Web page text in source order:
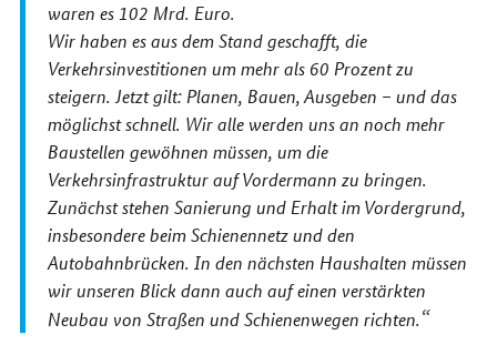
waren es 102 Mrd. Euro.
Wir haben es aus dem Stand geschafft, die
Verkehrsinvestitionen um mehr als 60 Prozent zu
steigern. Jetzt gilt: Planen, Bauen, Ausgeben – und das
möglichst schnell. Wir alle werden uns an noch mehr
Baustellen gewöhnen müssen, um die
Verkehrsinfrastruktur auf Vordermann zu bringen.
Zunächst stehen Sanierung und Erhalt im Vordergrund,
insbesondere beim Schienennetz und den
Autobahnbrücken. In den nächsten Haushalten müssen
wir unseren Blick dann auch auf einen verstärkten
Neubau von Straßen und Schienenwegen richten.